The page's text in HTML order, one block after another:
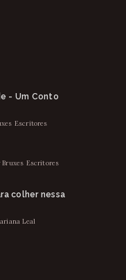
- Um Conto
Escritores
Bruxes Escritores
colher nessa
Leal